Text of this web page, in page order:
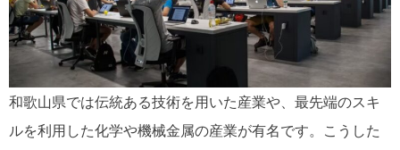
和歌山県では伝統ある技術を用いた産業や、最先端のスキ
ルを利用した化学や機械金属の産業が有名です。こうした